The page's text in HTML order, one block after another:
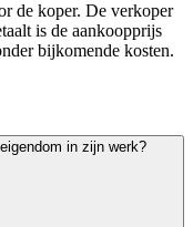
de koper. De verkoper
is de aankoopprijs
bijkomende kosten.
in zijn werk?